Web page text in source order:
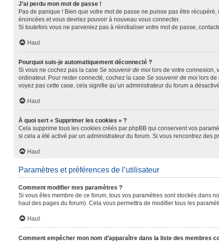
J’ai perdu mon mot de passe !
Pas de panique ! Bien que votre mot de passe ne puisse pas être
énoncées et vous devriez pouvoir à nouveau vous connecter.
Si toutefois vous ne parveniez pas à réinitialiser votre mot de passe,
Haut
Pourquoi suis-je automatiquement déconnecté ?
Si vous ne cochez pas la case Se souvenir de moilors de votre connexion,
ordinateur. Pour rester connecté, cochez la case Se souvenir de moilors de
voyez pas cette case, cela signifie qu’un administrateur du forum a
Haut
À quoi sert « Supprimer les cookies » ?
Cela supprime tous les cookies créés par phpBB qui conservent vos
si cela a été activé par un administrateur du forum. Si vous rencontrez
Haut
Paramètres et préférences de l’utilisateur
Comment modifier mes paramètres ?
Si vous êtes membre de ce forum, tous vos paramètres sont stockés dans
haut des pages du forum). Cela vous permettra de modifier tous les
Haut
Comment empêcher mon nom d’apparaître dans la liste des membres